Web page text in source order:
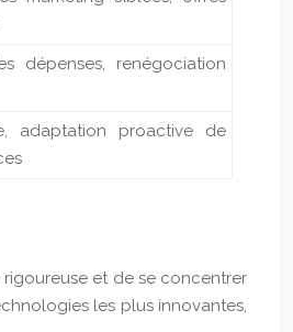
dépenses, renégociation
adaptation proactive de
rigoureuse et de se concentrer
les plus innovantes,